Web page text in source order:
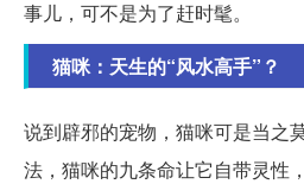
事儿，可不是为了赶时髦。
猫咪：天生的“风水高手”？
说到辟邪的宠物，猫咪可是当之
法，猫咪的九条命让它自带灵性